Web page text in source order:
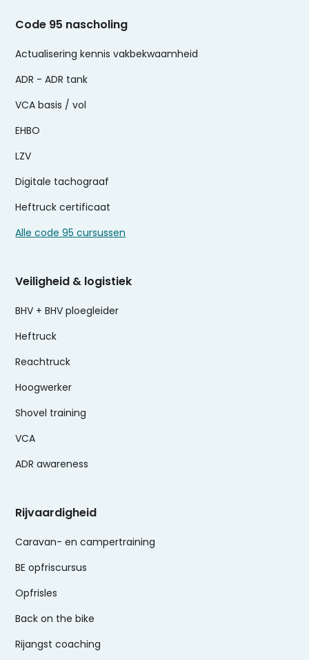
Code 95 nascholing
Actualisering kennis vakbekwaamheid
ADR - ADR tank
VCA basis / vol
EHBO
LZV
Digitale tachograaf
Heftruck certificaat
Alle code 95 cursussen
Veiligheid & logistiek
BHV + BHV ploegleider
Heftruck
Reachtruck
Hoogwerker
Shovel training
VCA
ADR awareness
Rijvaardigheid
Caravan- en campertraining
BE opfriscursus
Opfrisles
Back on the bike
Rijangst coaching